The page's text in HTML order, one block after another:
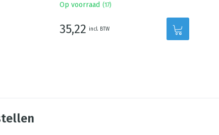
Op voorraad (17)
35,22 incl. BTW